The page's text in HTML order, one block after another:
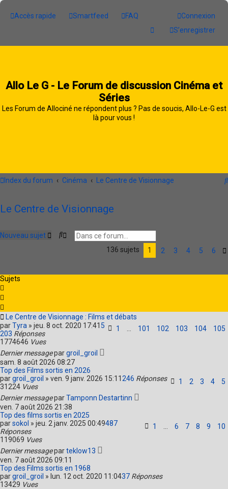
Accès rapide Smartfeed FAQ
Connexion
S’enregistrer
Allo Le G - Le Forum de discussion Cinéma et
Séries
Les Forum de Allociné ne répondent plus ? Pas de soucis, Allo-Le-G est
là pour vous !
Index du forum Cinéma Le Centre de Visionnage
Le Centre de Visionnage
Nouveau sujet
R
rr
v
a
e
136 sujets 1 2 3 4 5 6
Sujets
Le Centre de Visionnage : Films et débats
parTyra » jeu. 8 oct. 2020 17:41 1 … 101 102 103 104 105
5
203 Réponses
1774646 Vues
Dernier messagepargroil_groil
sam. 8 août 2026 08:27
Top des Films sortis en 2026
pargroil_groil » ven. 9 janv. 2026 15:11 1 2 3 4 5
246 Réponses
31224 Vues
Dernier messageparTamponn Destartinn
ven. 7 août 2026 21:38
Top des films sortis en 2025
parsokol » jeu. 2 janv. 2025 00:49 1 … 6 7 8 9 10
487
Réponses
119069 Vues
Dernier messageparteklow13
ven. 7 août 2026 09:11
Top des Films sortis en 1968
pargroil_groil » lun. 12 oct. 2020 11:0437 Réponses
13429 Vues